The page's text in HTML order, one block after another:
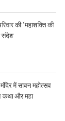
की ‘महाशक्ति की
संदेश
में सावन महोत्सव
कथा और महा